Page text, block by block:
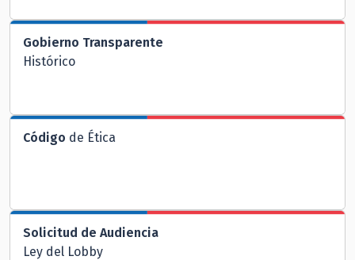
Gobierno Transparente
Histórico
Código de Ética
Solicitud de Audiencia
Ley del Lobby